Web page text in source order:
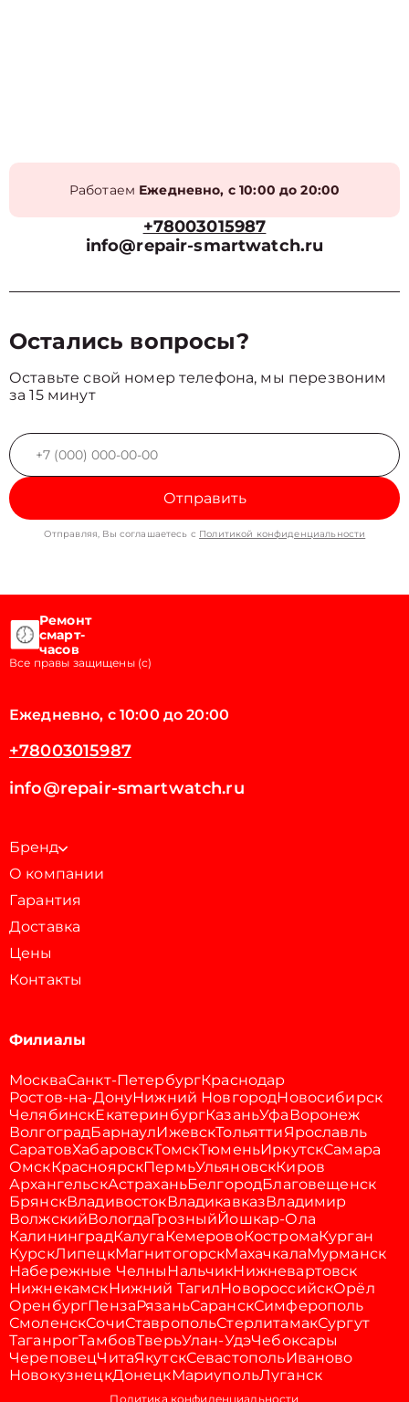
Работаем Ежедневно, с 10:00 до 20:00
+78003015987
info@repair-smartwatch.ru
Остались вопросы?
Оставьте свой номер телефона, мы перезвоним
за 15 минут
Отправить
Отправляя, Вы соглашаетесь с Политикой конфиденциальности
Ремонт
смарт-
часов
Все правы защищены (с)
Ежедневно, с 10:00 до 20:00
+78003015987
info@repair-smartwatch.ru
Бренд
О компании
Гарантия
Доставка
Цены
Контакты
Филиалы
МоскваСанкт-ПетербургКраснодар
Ростов-на-ДонуНижний НовгородНовосибирск
ЧелябинскЕкатеринбургКазаньУфаВоронеж
ВолгоградБарнаулИжевскТольяттиЯрославль
СаратовХабаровскТомскТюменьИркутскСамара
ОмскКрасноярскПермьУльяновскКиров
АрхангельскАстраханьБелгородБлаговещенск
БрянскВладивостокВладикавказВладимир
ВолжскийВологдаГрозныйЙошкар-Ола
КалининградКалугаКемеровоКостромаКурган
КурскЛипецкМагнитогорскМахачкалаМурманск
Набережные ЧелныНальчикНижневартовск
НижнекамскНижний ТагилНовороссийскОрёл
ОренбургПензаРязаньСаранскСимферополь
СмоленскСочиСтавропольСтерлитамакСургут
ТаганрогТамбовТверьУлан-УдэЧебоксары
ЧереповецЧитаЯкутскСевастопольИваново
НовокузнецкДонецкМариупольЛуганск
Политика конфиденциальности